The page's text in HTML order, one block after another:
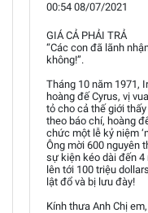
00:54 08/07/2021
GIÁ CẢ PHẢI TRẢ
“Các con đã lãnh
không!”.
Tháng 10 năm 1971,
hoàng đế Cyrus, vị
tỏ cho cả thế giới
theo báo chí, hoàng
chức một lễ kỷ niệm
Ông mời 600 nguyên
sự kiện kéo dài đến 4
lên tới 100 triệu
lật đổ và bị lưu đày!
Kính thưa Anh Chị em,